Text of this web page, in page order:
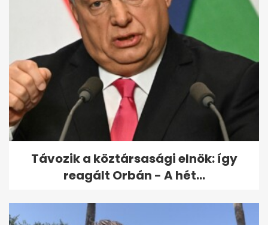
Péntek este búcsúztatják
Kóbor Jánost: "Életem egyik...
Távozik a köztársasági elnök: így
reagált Orbán - A hét...